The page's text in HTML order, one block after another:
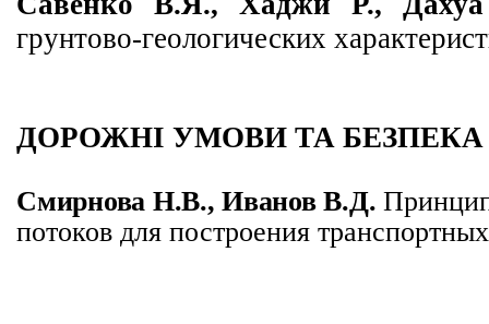
грунтово-геологических
ДОРОЖНІ УМОВИ ТА
Смирнова Н.В., Иванов В.Д.
потоковдля построения